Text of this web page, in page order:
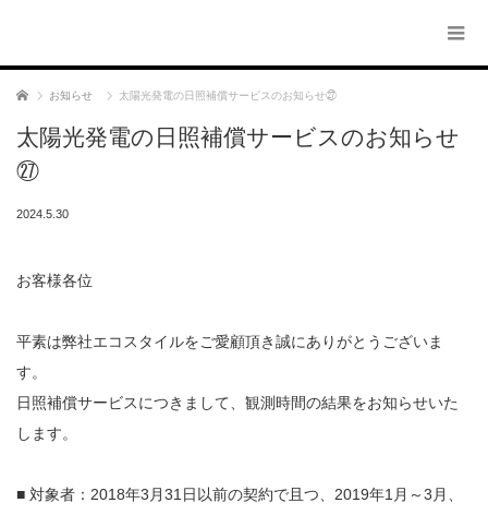
ホーム お知らせ 太陽光発電の日照補償サービスのお知らせ㉗
太陽光発電の日照補償サービスのお知らせ
㉗
2024.5.30
お客様各位
平素は弊社エコスタイルをご愛顧頂き誠にありがとうございま
す。
日照補償サービスにつきまして、観測時間の結果をお知らせいた
します。
■ 対象者：2018年3月31日以前の契約で且つ、2019年1月～3月、